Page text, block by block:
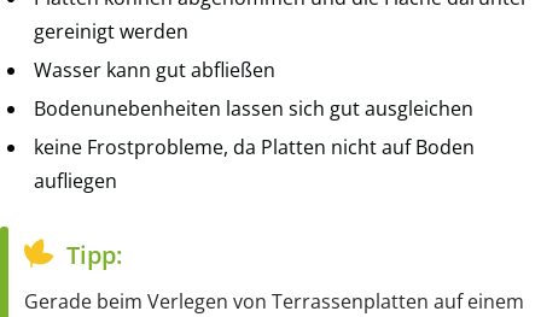
gereinigt werden
Wasser kann gut abfließen
Bodenunebenheiten lassen sich gut ausgleichen
keine Frostprobleme, da Platten nicht auf Boden
aufliegen
Tipp:
Gerade beim Verlegen von Terrassenplatten auf einem